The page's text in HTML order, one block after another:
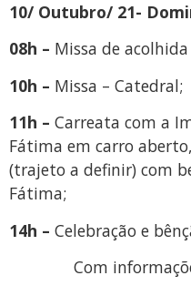
10/ Outubro/ 21-
08h – Missa de
10h – Missa – Catedral;
11h – Carreata com a
Fátima em carro
(trajeto a definir) com
Fátima;
14h – Celebração e
Com